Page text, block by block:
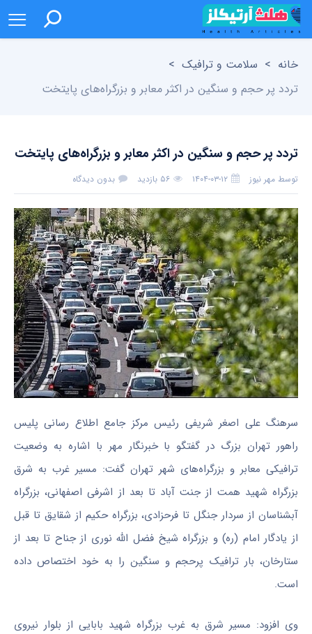
خانه > سلامت و ترافیک >
تردد پر حجم و سنگین در اکثر معابر و بزرگراه‌های پایتخت
تردد پر حجم و سنگین در اکثر معابر و بزرگراه‌های پایتخت
توسط مهر نیوز ۱۴۰۴-۰۳-۱۲ ۵۶ بازدید بدون دیدگاه
سرهنگ علی اصغر شریفی رئیس مرکز جامع اطلاع رسانی پلیس
راهور تهران بزرگ در گفتگو با خبرنگار مهر با اشاره به وضعیت
ترافیکی معابر و بزرگراه‌های شهر تهران گفت: مسیر غرب به شرق
بزرگراه شهید همت از جنت آباد تا بعد از اشرفی اصفهانی، بزرگراه
آبشناسان از سردار جنگل تا فرحزادی، بزرگراه حکیم از شقایق تا قبل
از یادگار امام (ره) و بزرگراه شیخ فضل الله نوری از جناح تا بعد از
ستارخان، بار ترافیک پرحجم و سنگین را به خود اختصاص داده
است.
وی افزود: مسیر شرق به غرب بزرگراه شهید بابایی از بلوار نیروی